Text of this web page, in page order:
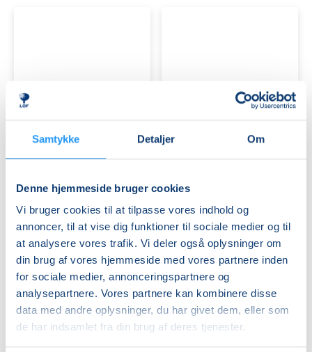
Samtykke Detaljer Om
Denne hjemmeside bruger cookies
Vi bruger cookies til at tilpasse vores indhold og
annoncer, til at vise dig funktioner til sociale medier og til
at analysere vores trafik. Vi deler også oplysninger om
din brug af vores hjemmeside med vores partnere inden
for sociale medier, annonceringspartnere og
analysepartnere. Vores partnere kan kombinere disse
data med andre oplysninger, du har givet dem, eller som
de har indsamlet fra din brug af deres tjenester.
TRÆNING
I
VARMTVAND
Venteliste
Holbæk
Anne Flohr Pedersen
TRÆNING
I
VARMTVAND
Venteliste
Anne Flohr Pedersen
TRÆNING FYSIOPILATES